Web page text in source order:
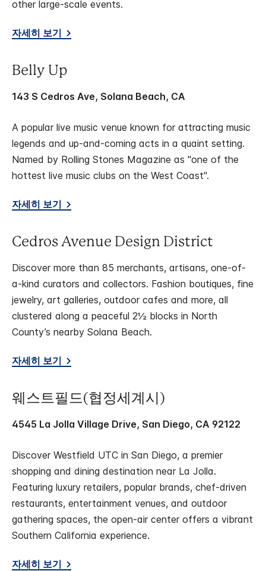
other large-scale events.
자세히 보기
Belly Up
143 S Cedros Ave, Solana Beach, CA
A popular live music venue known for attracting music
legends and up-and-coming acts in a quaint setting.
Named by Rolling Stones Magazine as "one of the
hottest live music clubs on the West Coast".
자세히 보기
Cedros Avenue Design District
Discover more than 85 merchants, artisans, one-of-
a-kind curators and collectors. Fashion boutiques, fine
jewelry, art galleries, outdoor cafes and more, all
clustered along a peaceful 2½ blocks in North
County’s nearby Solana Beach.
자세히 보기
웨스트필드(협정세계시)
4545 La Jolla Village Drive, San Diego, CA 92122
Discover Westfield UTC in San Diego, a premier
shopping and dining destination near La Jolla.
Featuring luxury retailers, popular brands, chef-driven
restaurants, entertainment venues, and outdoor
gathering spaces, the open-air center offers a vibrant
Southern California experience.
자세히 보기